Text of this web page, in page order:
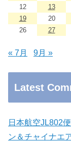
12
13
19
20
26
27
« 7月 9月 »
Latest
日本航空JL802
ン＆チャイナエ